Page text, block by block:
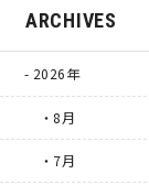
ARCHIVES
2026年
・8月
・7月